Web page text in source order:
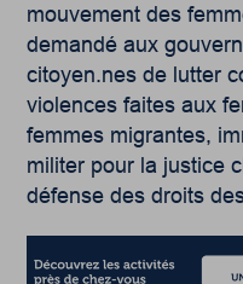
mouvement des
demandé aux
citoyen.nes de lutter
violences faites aux
femmes migrantes,
militer pour la justice
défense des droits